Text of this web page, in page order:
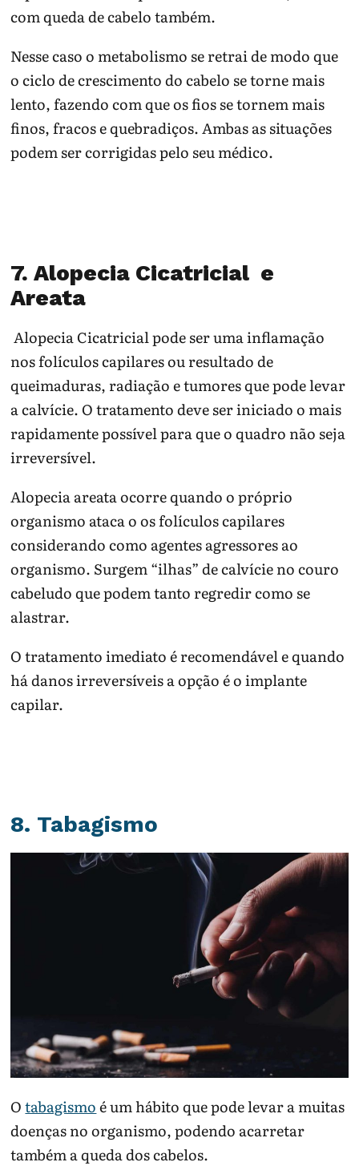
com queda de cabelo também.
Nesse caso o metabolismo se retrai de modo que
o ciclo de crescimento do cabelo se torne mais
lento, fazendo com que os fios se tornem mais
finos, fracos e quebradiços. Ambas as situações
podem ser corrigidas pelo seu médico.
7. Alopecia Cicatricial e
Areata
Alopecia Cicatricial pode ser uma inflamação
nos folículos capilares ou resultado de
queimaduras, radiação e tumores que pode levar
a calvície. O tratamento deve ser iniciado o mais
rapidamente possível para que o quadro não seja
irreversível.
Alopecia areata ocorre quando o próprio
organismo ataca o os folículos capilares
considerando como agentes agressores ao
organismo. Surgem “ilhas” de calvície no couro
cabeludo que podem tanto regredir como se
alastrar.
O tratamento imediato é recomendável e quando
há danos irreversíveis a opção é o implante
capilar.
8. Tabagismo
Otabagismoé um hábito que pode levar a muitas
doenças no organismo, podendo acarretar
também a queda dos cabelos.